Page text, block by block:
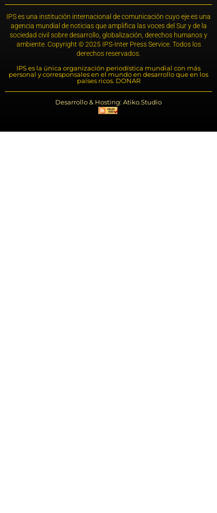
IPS es una institución internacional de comunicación cuyo eje es una
agencia mundial de noticias que amplifica las voces del Sur y de la
sociedad civil sobre desarrollo, globalización, derechos humanos y
ambiente. Copyright © 2025 IPS-Inter Press Service. Todos los
derechos reservados.
IPS es la única organización periodística mundial con más
personal y corresponsales en el mundo en desarrollo que en los
países ricos. DONAR
Desarrollo & Hosting: Atiko.Studio